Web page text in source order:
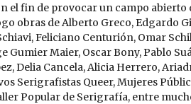
el fin de provocar un campo abierto
obras de Alberto Greco, Edgardo
Feliciano Centurión, Omar
Gumier Maier, Oscar Bony, Pablo
Delia Cancela, Alicia Herrero,
Serigrafistas Queer, Mujeres
Popular de Serigrafía, entre